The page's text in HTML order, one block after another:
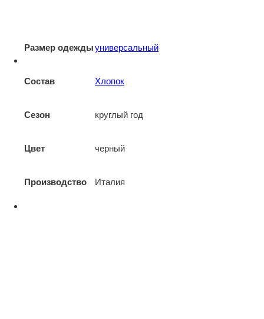
Размер одеждыуниверсальный
Состав Хлопок
Сезон круглый год
Цвет черный
Производство Италия